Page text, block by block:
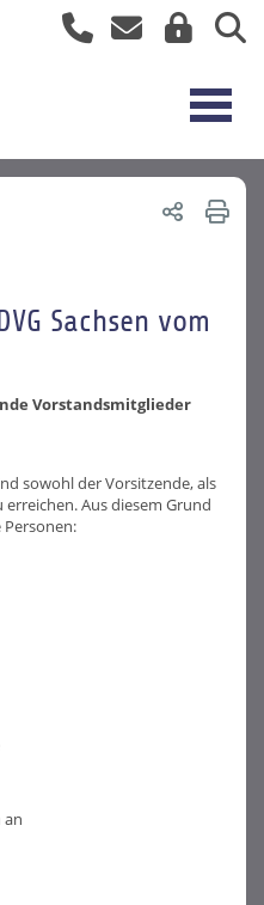
Sachsen vom
Vorstandsmitglieder
sowohl der Vorsitzende, als
Aus diesem Grund
an